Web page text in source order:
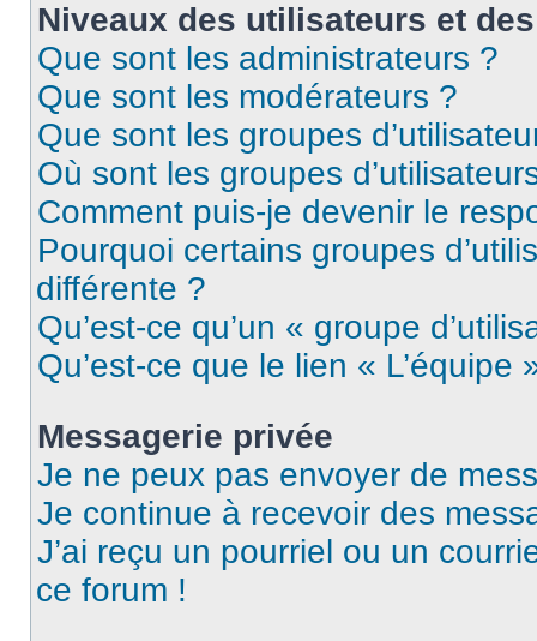
Niveaux des utilisateurs et
Que sont les administrateurs ?
Que sont les modérateurs ?
Que sont les groupes
Où sont les groupes
Comment puis-je devenir le
Pourquoi certains groupes
différente ?
Qu’est-ce qu’un « groupe
Qu’est-ce que le lien « L’équipe
Messagerie privée
Je ne peux pas envoyer de
Je continue à recevoir des
J’ai reçu un pourriel ou un
ce forum !